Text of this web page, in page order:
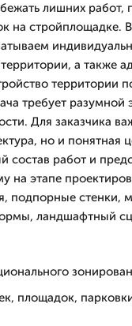
лишних работ,
на стройплощадке.
а также
территории
требует разумной
Для заказчика
но и понятная
состав работ и
на этапе
подпорные стенки,
ландшафтный
площадок,